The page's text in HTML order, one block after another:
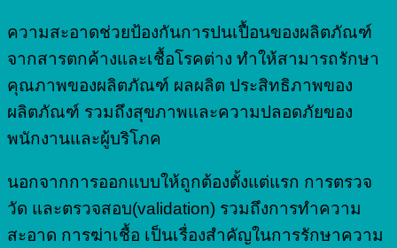
ความสะอาดช่วยป้องกันการปนเปื้อนของผลิตภัณฑ์
จากสารตกค้างและเชื้อโรคต่าง ทำให้สามารถรักษา
คุณภาพของผลิตภัณฑ์ ผลผลิต ประสิทธิภาพของ
ผลิตภัณฑ์ รวมถึงสุขภาพและความปลอดภัยของ
พนักงานและผู้บริโภค
นอกจากการออกแบบให้ถูกต้องตั้งแต่แรก การตรวจ
วัด และตรวจสอบ(validation) รวมถึงการทำความ
สะอาด การฆ่าเชื้อ เป็นเรื่องสำคัญในการรักษาความ